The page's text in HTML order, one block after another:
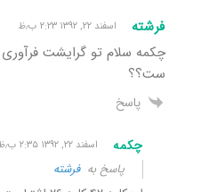
فرشته اسفند ۲۲, ۱۳۹۲ ۲:۲۳ ب٫ظ
چکمه سلام تو گرایشت
ست؟؟
پاسخ
چکمه اسفند ۲۲, ۱۳۹۲ ۲:۳۵ ب٫ظ
پاسخ بهفرشته